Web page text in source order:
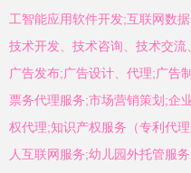
工智能应用软件开发;互联网数
技术开发、技术咨询、技术交
广告发布;广告设计、代理;广告
票务代理服务;市场营销策划;企
权代理;知识产权服务（专利代
人互联网服务;幼儿园外托管服